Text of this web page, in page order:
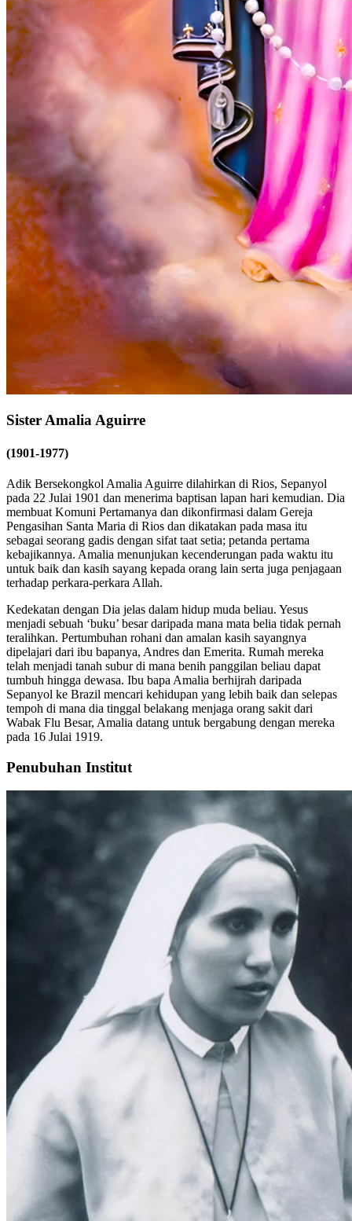
Sister Amalia Aguirre
(1901-1977)
Adik Bersekongkol Amalia Aguirre dilahirkan di Rios, Sepanyol
pada 22 Julai 1901 dan menerima baptisan lapan hari kemudian. Dia
membuat Komuni Pertamanya dan dikonfirmasi dalam Gereja
Pengasihan Santa Maria di Rios dan dikatakan pada masa itu
sebagai seorang gadis dengan sifat taat setia; petanda pertama
kebajikannya. Amalia menunjukan kecenderungan pada waktu itu
untuk baik dan kasih sayang kepada orang lain serta juga penjagaan
terhadap perkara-perkara Allah.
Kedekatan dengan Dia jelas dalam hidup muda beliau. Yesus
menjadi sebuah ‘buku’ besar daripada mana mata belia tidak pernah
teralihkan. Pertumbuhan rohani dan amalan kasih sayangnya
dipelajari dari ibu bapanya, Andres dan Emerita. Rumah mereka
telah menjadi tanah subur di mana benih panggilan beliau dapat
tumbuh hingga dewasa. Ibu bapa Amalia berhijrah daripada
Sepanyol ke Brazil mencari kehidupan yang lebih baik dan selepas
tempoh di mana dia tinggal belakang menjaga orang sakit dari
Wabak Flu Besar, Amalia datang untuk bergabung dengan mereka
pada 16 Julai 1919.
Penubuhan Institut